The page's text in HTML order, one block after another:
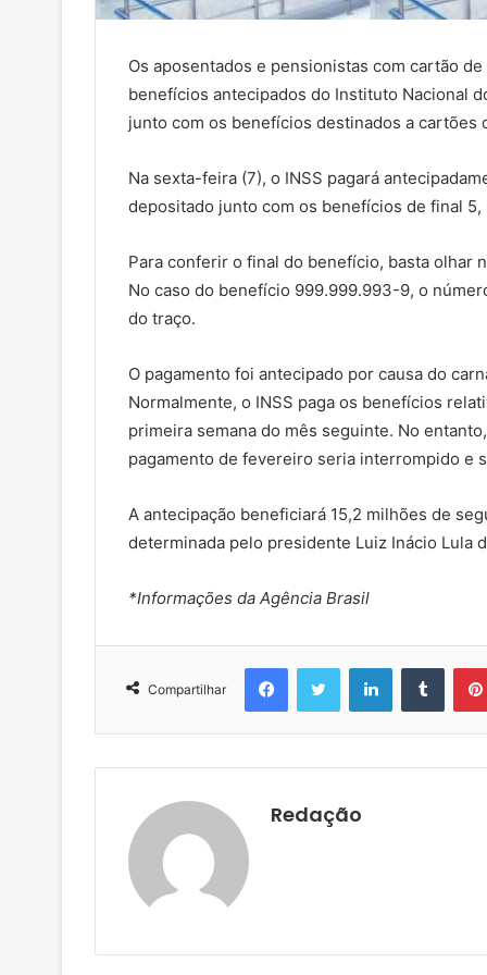
Os aposentados e pensionistas com cartão
benefícios antecipados do Instituto Nacional
junto com os benefícios destinados a
Na sexta-feira (7), o INSS pagará
depositado junto com os benefícios de final
Para conferir o final do benefício, basta olhar
No caso do benefício 999.999.993-9, o
do traço.
O pagamento foi antecipado por causa do
Normalmente, o INSS paga os benefícios
primeira semana do mês seguinte. No
pagamento de fevereiro seria interrompido e
A antecipação beneficiará 15,2 milhões de
determinada pelo presidente Luiz Inácio Lula
*Informações da Agência Brasil
Compartilhar
Redação